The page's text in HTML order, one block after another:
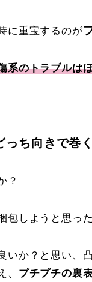
に重宝するのが
系のトラブルは
っち向きで巻
？
包しようと思っ
いか？と思い、
、 プチプチの裏